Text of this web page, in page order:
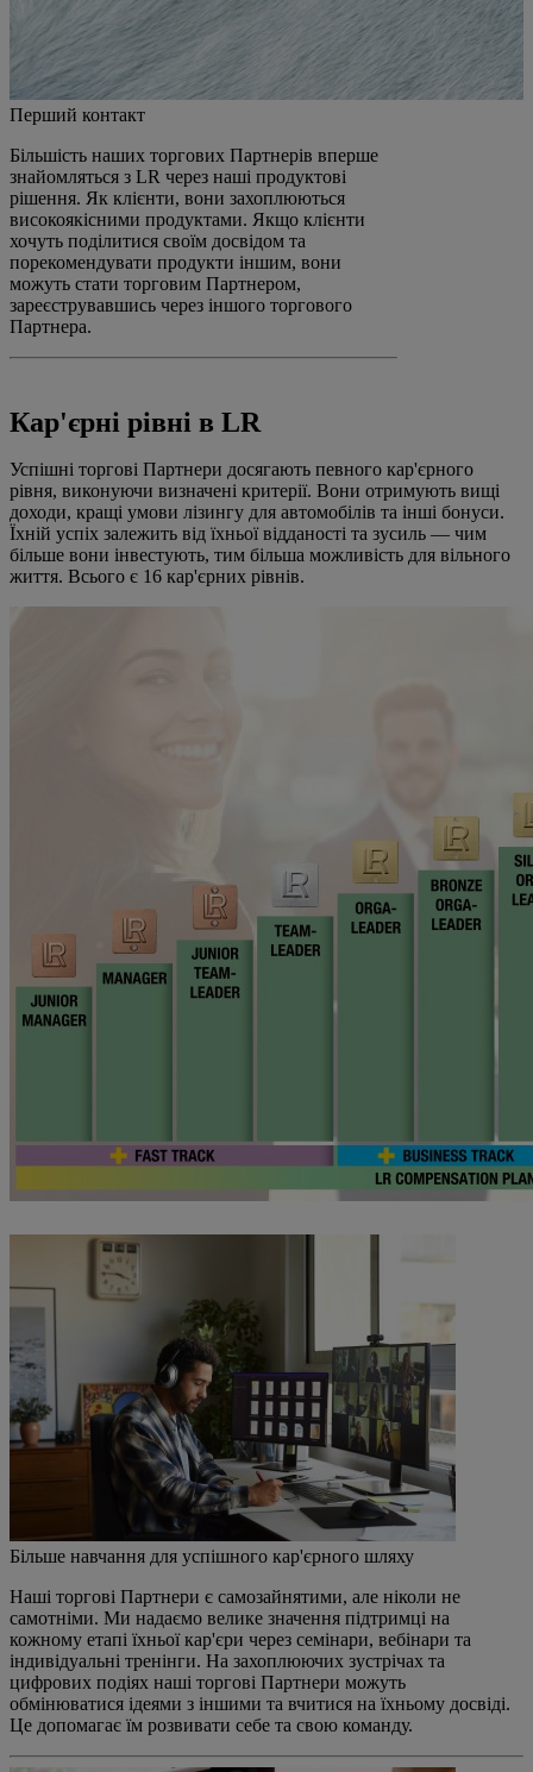
Перший контакт
Більшість наших торгових Партнерів вперше
знайомляться з LR через наші продуктові
рішення. Як клієнти, вони захоплюються
високоякісними продуктами. Якщо клієнти
хочуть поділитися своїм досвідом та
порекомендувати продукти іншим, вони
можуть стати торговим Партнером,
зареєструвавшись через іншого торгового
Партнера.
Кар'єрні рівні в LR
Успішні торгові Партнери досягають певного кар'єрного
рівня, виконуючи визначені критерії. Вони отримують вищі
доходи, кращі умови лізингу для автомобілів та інші бонуси.
Їхній успіх залежить від їхньої відданості та зусиль — чим
більше вони інвестують, тим більша можливість для вільного
життя. Всього є 16 кар'єрних рівнів.
Більше навчання для успішного кар'єрного шляху
Наші торгові Партнери є самозайнятими, але ніколи не
самотніми. Ми надаємо велике значення підтримці на
кожному етапі їхньої кар'єри через семінари, вебінари та
індивідуальні тренінги. На захоплюючих зустрічах та
цифрових подіях наші торгові Партнери можуть
обмінюватися ідеями з іншими та вчитися на їхньому досвіді.
Це допомагає їм розвивати себе та свою команду.